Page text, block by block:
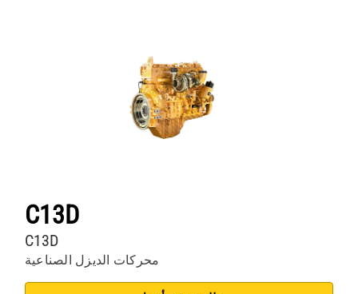
C13D
محركات الديزل الصناعية
C13D